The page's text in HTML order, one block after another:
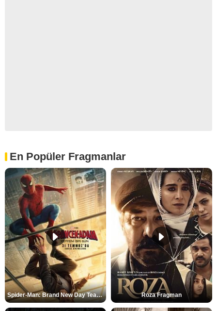
En Popüler Fragmanlar
Spider-Man: Brand New Day Teaser Roza Fragman